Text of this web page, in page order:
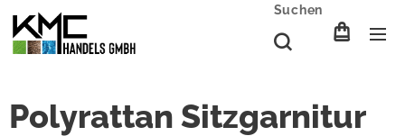
Suchen
Polyrattan Sitzgarnitur